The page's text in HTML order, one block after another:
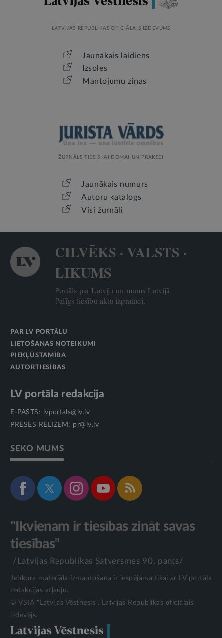
LATVIJAS REPUBLIKAS OFICIĀLAIS IZDEVUMS
Jaunākais laidiens
Izsoles
Mantojumu ziņas
ŽURNĀLS TIESISKAI DOMAI UN PRAKSEI
Jaunākais numurs
Autoru katalogs
Visi žurnāli
CILVĒKS · VALSTS ·
LIKUMS
Portāls par Latviju un mums Latvijā.
Palīgs tiesību aktu izpratnei.
PAR LV PORTĀLU
LIETOŠANAS NOTEIKUMI
PIEKĻŪSTAMĪBA
AUTORTIESĪBAS
LV portāla redakcija
E-PASTS:
lvportals@lv.lv
PRESES RELĪZĒM: pr@lv.lv
SEKO MUMS
"Ikvienam ir tiesības zināt savas
tiesības"
/Latvijas Republikas Satversmes 90. pants/
Jebkura materiāla izmantošana ir iespējama tikai ar LV portāla
redakcijas atļauju.
© VSIA "Latvijas Vēstnesis", Latvijas Republikas oficiālais
izdevējs.